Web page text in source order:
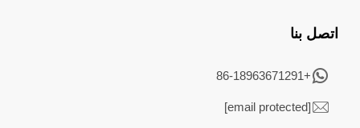
اتصل بنا
+86-18963671291
[email protected]